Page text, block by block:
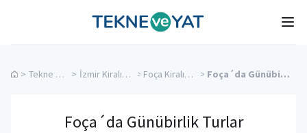
Tekne ve Yat
> Tekne Turları > İzmir Kiralık Yatlar > Foça Kiralık Yatlar > Foça´da Günübirlik Turlar
Foça´da Günübirlik Turlar